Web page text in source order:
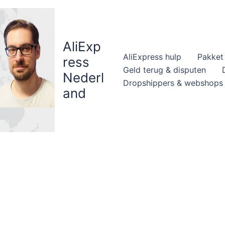
AliExp
ress
Nederl
and
AliExpress hulp
Geld terug & disputen
Dropshippers & webshops